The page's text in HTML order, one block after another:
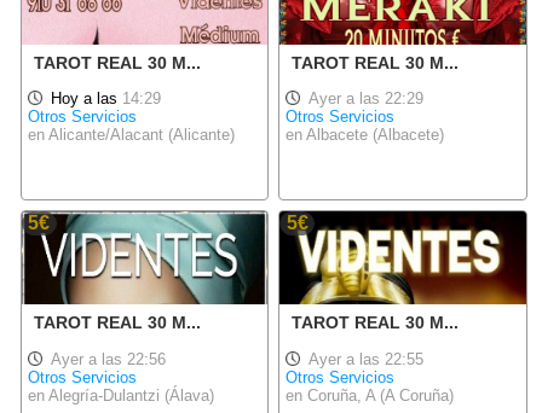
TAROT REAL 30 M...
Hoy a las 14:29
Otros Servicios
en Alicante/Alacant (Alicante)
TAROT REAL 30 M...
Ayer a las 22:29
Otros Servicios
en Albacete (Albacete)
5€
TAROT REAL 30 M...
Ayer a las 22:56
Otros Servicios
en Alegría-Dulantzi (Álava)
5€
TAROT REAL 30 M...
Ayer a las 22:55
Otros Servicios
en Coruña, A (A Coruña)